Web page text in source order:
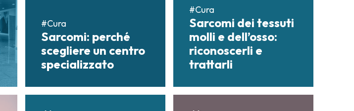
#Cura
Sarcomi: perché
scegliere un centro
specializzato
#Cura
Sarcomi dei tessuti
molli e dell’osso:
riconoscerli e
trattarli